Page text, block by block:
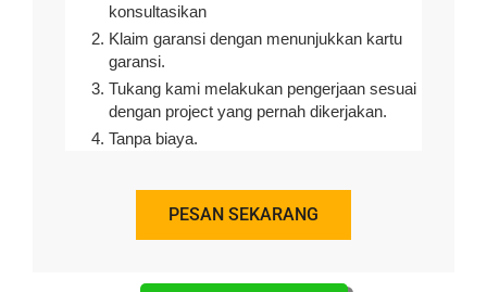
konsultasikan
Klaim garansi dengan menunjukkan kartu
garansi.
Tukang kami melakukan pengerjaan sesuai
dengan project yang pernah dikerjakan.
Tanpa biaya.
PESAN SEKARANG